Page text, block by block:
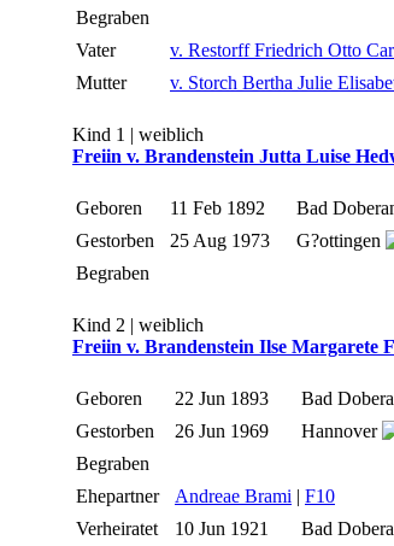
Begraben
Vater
v. Restorff Friedrich Otto
Mutter
v. Storch Bertha Julie
Kind 1 | weiblich
Freiin v. Brandenstein Jutta Luise
Geboren 11 Feb 1892
Bad
Gestorben
25 Aug 1973
G?ottingen
Begraben
Kind 2 | weiblich
Freiin v. Brandenstein Ilse Margarete
Geboren 22 Jun 1893
Bad
Gestorben
26 Jun 1969
Hannover
Begraben
Ehepartner
Andreae Brami | F10
Verheiratet
10 Jun 1921 Bad